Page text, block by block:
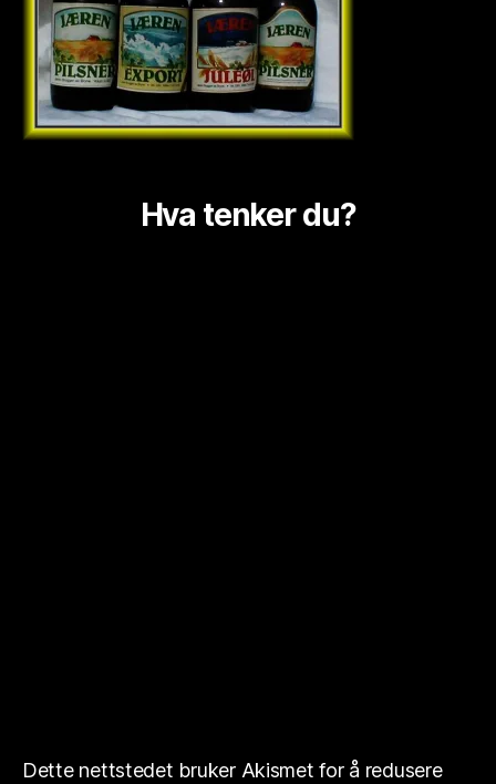
Hva tenker du?
Dette nettstedet bruker Akismet for å redusere